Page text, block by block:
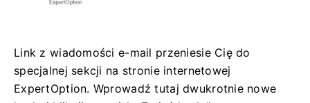
Link z wiadomości e-mail przeniesie Cię do
specjalnej sekcji na stronie internetowej
ExpertOption. Wprowadź tutaj dwukrotnie nowe